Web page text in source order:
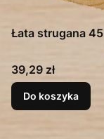
Łata strugana
Cena
39,29 zł
Do koszyka